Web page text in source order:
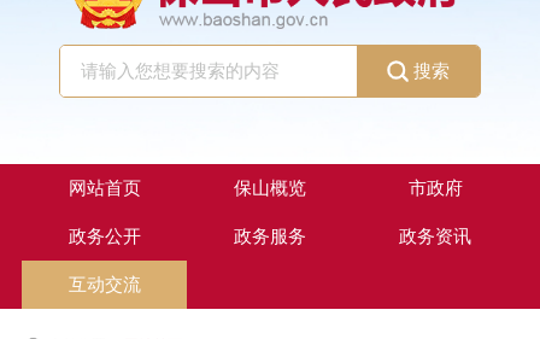
搜索
网站首页 保山概览 市政府
政务公开 政务服务 政务资讯
互动交流